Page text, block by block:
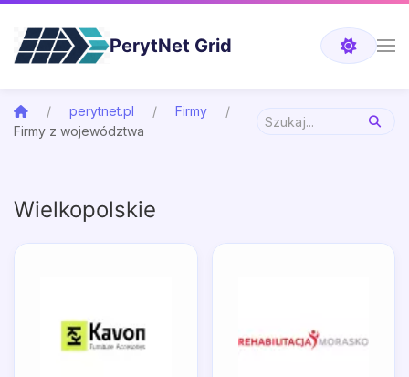
PerytNet Grid
perytnet.pl
Firmy
Firmy z województwa
Wielkopolskie